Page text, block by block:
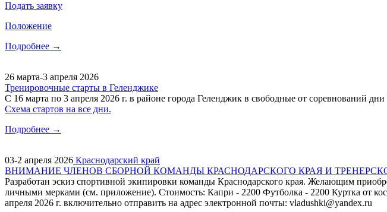
Подать заявку
Положение
Подробнее →
26 марта-3 апреля 2026
Тренировочные старты в Геленджике
С 16 марта по 3 апреля 2026 г. в районе города Геленджик в свободные от соревнований
Схема стартов на все дни.
Подробнее →
03-2 апреля 2026 Краснодарский край
​ВНИМАНИЕ ЧЛЕНОВ СБОРНОЙ КОМАНДЫ КРАСНОДАРСКОГО КРАЯ И
Разработан эскиз спортивной экипировки команды Краснодарского края. Желающим
личными мерками (см. приложение). Стоимость: Капри - 2200 Футболка - 2200 Куртка от
апреля 2026 г. включительно отправить на адрес электронной почты: vladushki@yandex.ru